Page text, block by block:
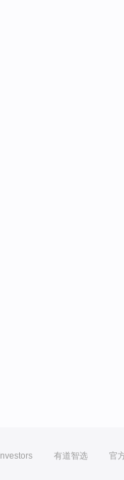
Investors 有道智选 官